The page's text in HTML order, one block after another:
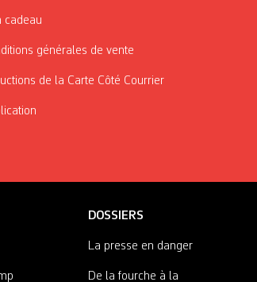
cadeau
générales de vente
de la Carte Côté Courrier
DOSSIERS
La presse en danger
De la fourche à la